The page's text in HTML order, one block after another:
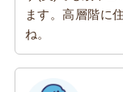
ます。高層階に
ね。